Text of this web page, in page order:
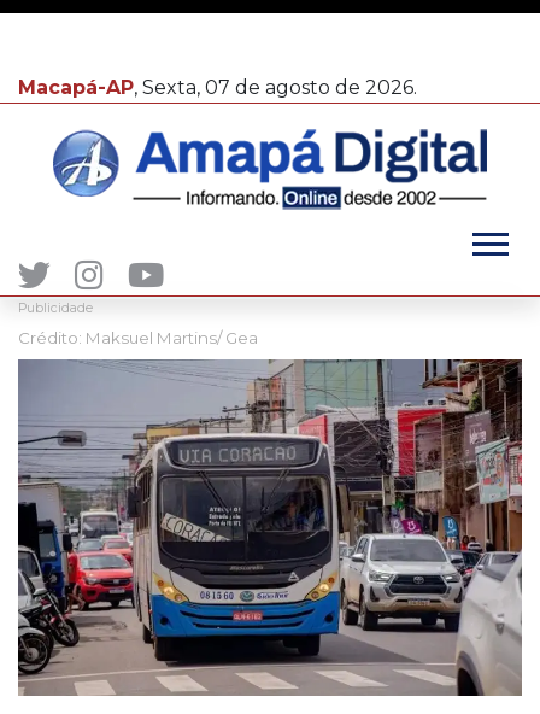
Macapá-AP, Sexta, 07 de agosto de 2026.
Publicidade
Crédito: Maksuel Martins/ Gea